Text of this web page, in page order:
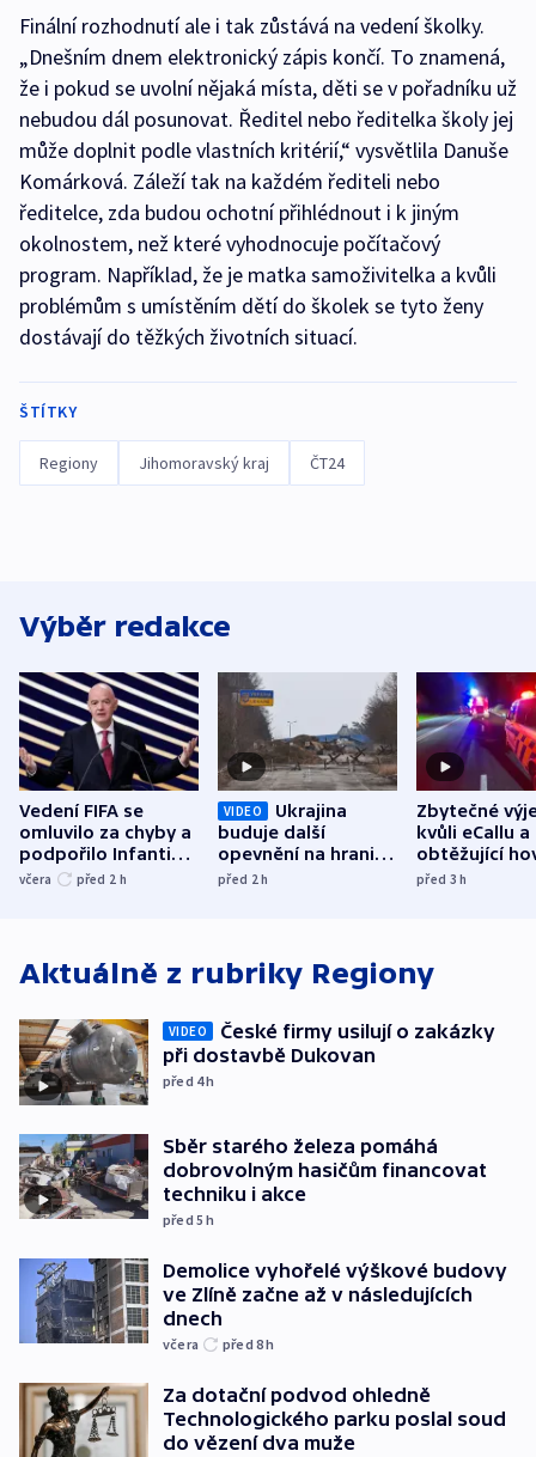
Finální rozhodnutí ale i tak zůstává na vedení školky.
„Dnešním dnem elektronický zápis končí. To znamená,
že i pokud se uvolní nějaká místa, děti se v pořadníku už
nebudou dál posunovat. Ředitel nebo ředitelka školy jej
může doplnit podle vlastních kritérií,“ vysvětlila Danuše
Komárková. Záleží tak na každém řediteli nebo
ředitelce, zda budou ochotní přihlédnout i k jiným
okolnostem, než které vyhodnocuje počítačový
program. Například, že je matka samoživitelka a kvůli
problémům s umístěním dětí do školek se tyto ženy
dostávají do těžkých životních situací.
ŠTÍTKY
Regiony Jihomoravský kraj ČT24
Výběr redakce
Vedení FIFA se
omluvilo za chyby a
podpořilo Infantina.
UEFA trvá na
včera před 2 h
VIDEO
Ukrajina
buduje další
opevnění na hranici
s Běloruskem
před 2h
Zbytečné
kvůli eCallu a
obtěžující
zdržují
před 3h
Aktuálně z rubriky Regiony
VIDEO
České firmy usilují o zakázky
při dostavbě Dukovan
před 4h
Sběr starého železa pomáhá
dobrovolným hasičům financovat
techniku i akce
před 5h
Demolice vyhořelé výškové budovy
ve Zlíně začne až v následujících
dnech
včera před 8h
Za dotační podvod ohledně
Technologického parku poslal soud
do vězení dva muže